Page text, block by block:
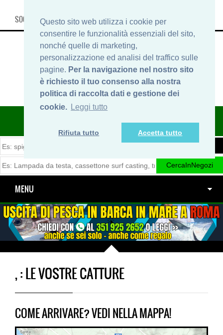
Questo sito web utilizza i cookie per
consentire le funzionalità essenziali del sito,
nonché quelle di marketing,
personalizzazione ed analisi del traffico sulle
pagine. Per la navigazione nel nostro sito
è richiesto il tuo consenso alla nostra
politica di raccolta dati e gestione dei
cookie. Leggi tutto
Rifiuta tutto Accetta tutto
SOCIAL, INFO & SHOP
ITINERARIDIPESCA.IT
MENU
, : LE VOSTRE CATTURE
COME ARRIVARE? VEDI NELLA MAPPA!